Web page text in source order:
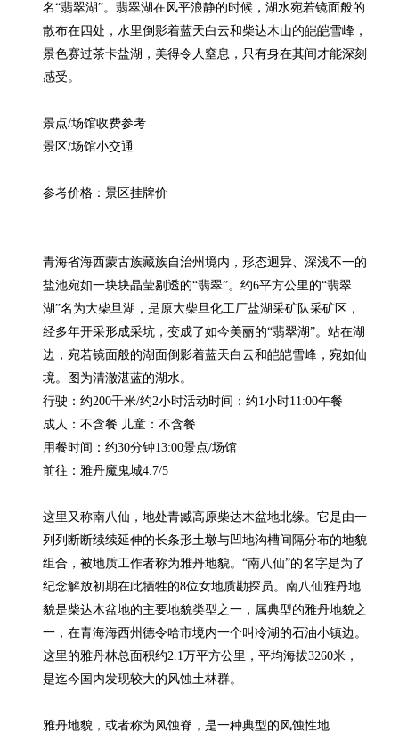
名“翡翠湖”。翡翠湖在风平浪静的时候，湖水宛若镜面般的
散布在四处，水里倒影着蓝天白云和柴达木山的皑皑雪峰，
景色赛过茶卡盐湖，美得令人窒息，只有身在其间才能深刻
感受。
景点/场馆收费参考
景区/场馆小交通
参考价格：景区挂牌价
青海省海西蒙古族藏族自治州境内，形态迥异、深浅不一的
盐池宛如一块块晶莹剔透的“翡翠”。约6平方公里的“翡翠
湖”名为大柴旦湖，是原大柴旦化工厂盐湖采矿队采矿区，
经多年开采形成采坑，变成了如今美丽的“翡翠湖”。站在湖
边，宛若镜面般的湖面倒影着蓝天白云和皑皑雪峰，宛如仙
境。图为清澈湛蓝的湖水。
行驶：约200千米/约2小时活动时间：约1小时11:00午餐
成人：不含餐 儿童：不含餐
用餐时间：约30分钟13:00景点/场馆
前往：雅丹魔鬼城4.7/5
这里又称南八仙，地处青臧高原柴达木盆地北缘。它是由一
列列断断续续延伸的长条形土墩与凹地沟槽间隔分布的地貌
组合，被地质工作者称为雅丹地貌。“南八仙”的名字是为了
纪念解放初期在此牺牲的8位女地质勘探员。南八仙雅丹地
貌是柴达木盆地的主要地貌类型之一，属典型的雅丹地貌之
一，在青海海西州德令哈市境内一个叫冷湖的石油小镇边。
这里的雅丹林总面积约2.1万平方公里，平均海拔3260米，
是迄今国内发现较大的风蚀土林群。
雅丹地貌，或者称为风蚀脊，是一种典型的风蚀性地